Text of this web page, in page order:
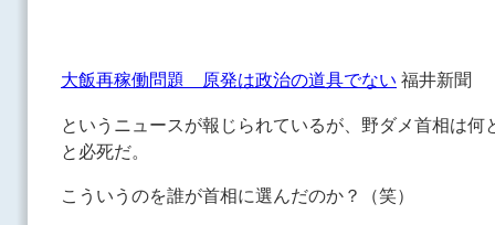
大飯再稼働問題 原発は政治の道具でない 福井新聞
というニュースが報じられているが、野ダメ首相は
と必死だ。
こういうのを誰が首相に選んだのか？（笑）